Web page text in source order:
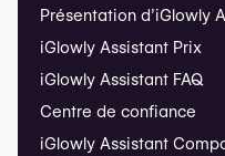
Présentation d’iGlowly
iGlowly Assistant Prix
iGlowly Assistant FAQ
Centre de confiance
iGlowly Assistant